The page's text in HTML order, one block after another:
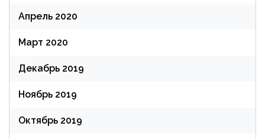
Апрель 2020
Март 2020
Декабрь 2019
Ноябрь 2019
Октябрь 2019